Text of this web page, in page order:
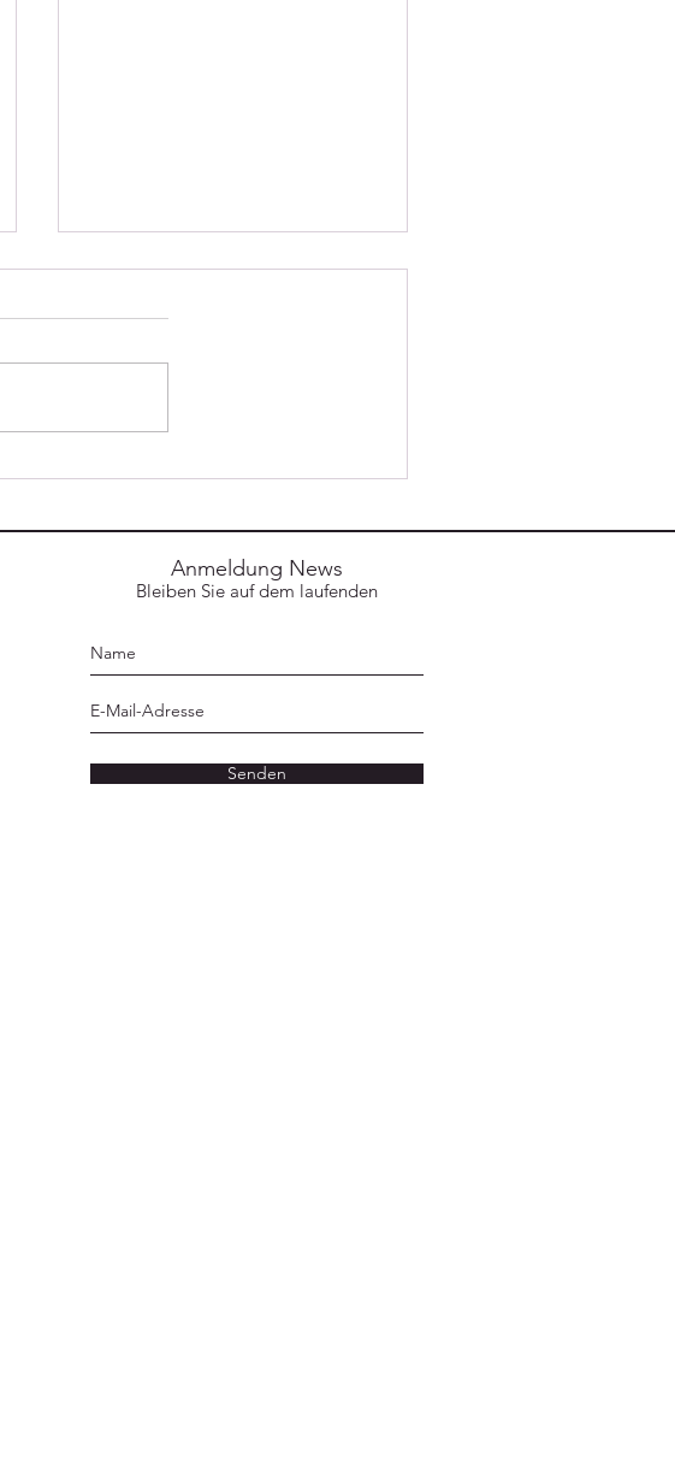
Tag der offenen Tür
Anmeldung News
Bleiben Sie auf dem laufenden
Senden